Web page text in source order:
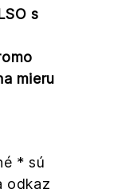
s
mieru
* sú
odkaz